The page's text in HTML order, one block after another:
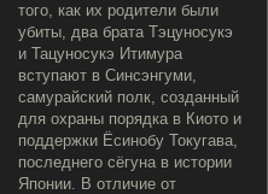
того, как их родители были
убиты, два брата Тэцуносукэ
и Тацуносукэ Итимура
вступают в Синсэнгуми,
самурайский полк, созданный
для охраны порядка в Киото и
поддержки Ёсинобу Токугава,
последнего сёгуна в истории
Японии. В отличие от